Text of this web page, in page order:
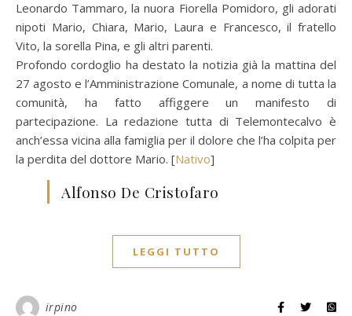
Leonardo Tammaro, la nuora Fiorella Pomidoro, gli adorati
nipoti Mario, Chiara, Mario, Laura e Francesco, il fratello
Vito, la sorella Pina, e gli altri parenti.
Profondo cordoglio ha destato la notizia già la mattina del
27 agosto e l’Amministrazione Comunale, a nome di tutta la
comunità, ha fatto affiggere un manifesto di
partecipazione. La redazione tutta di Telemontecalvo è
anch’essa vicina alla famiglia per il dolore che l’ha colpita per
la perdita del dottore Mario. [Nativo]
Alfonso De Cristofaro
LEGGI TUTTO
irpino